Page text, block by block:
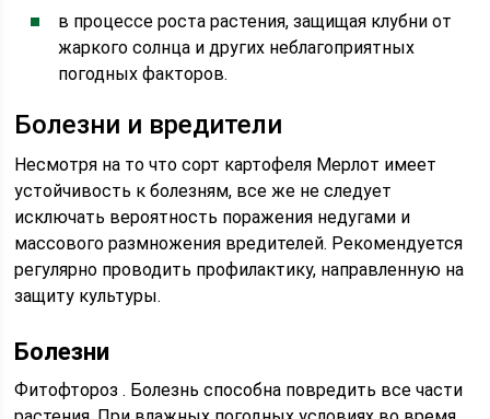
в процессе роста растения, защищая клубни от
жаркого солнца и других неблагоприятных
погодных факторов.
Болезни и вредители
Несмотря на то что сорт картофеля Мерлот имеет
устойчивость к болезням, все же не следует
исключать вероятность поражения недугами и
массового размножения вредителей. Рекомендуется
регулярно проводить профилактику, направленную на
защиту культуры.
Болезни
Фитофтороз . Болезнь способна повредить все части